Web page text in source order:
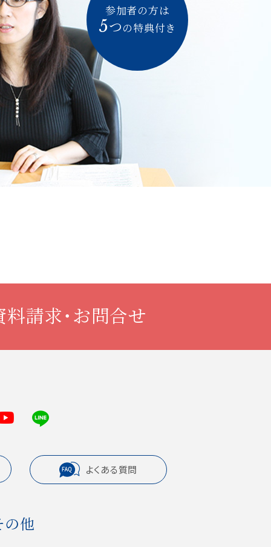
参加者の方は
5つの特典付き
料請求・お問合せ
よくある質問
の他